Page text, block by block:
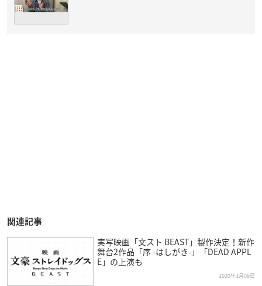
関連記事
実写映画「文スト BEAST」製作決定！新作
舞台2作品「序 -はしがき-」「DEAD APPL
E」の上演も
2020年3月09日